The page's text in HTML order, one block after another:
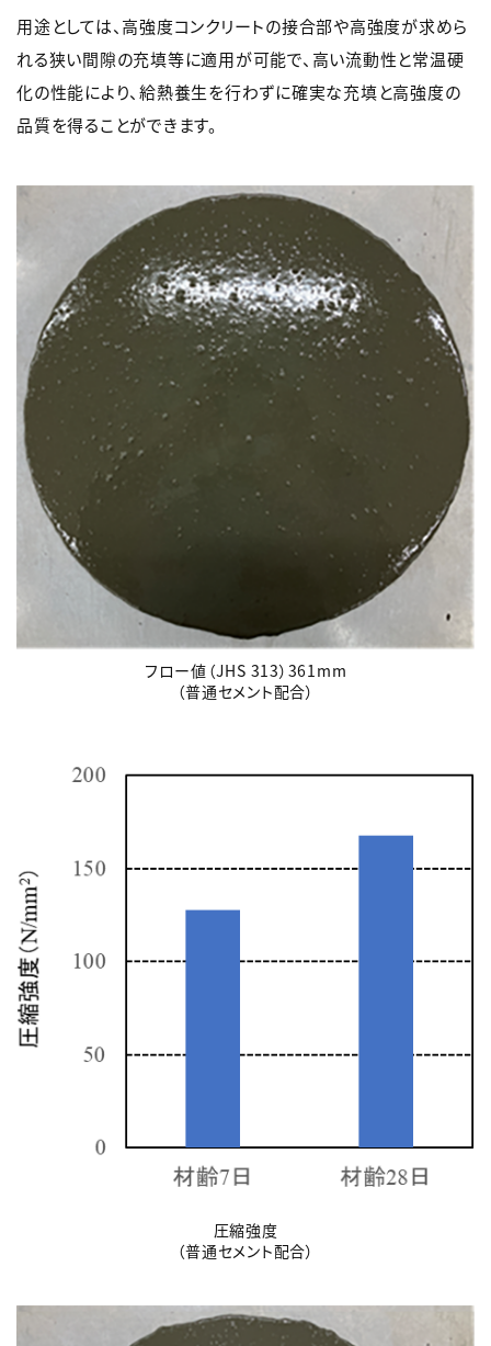
用途としては、高強度コンクリートの接合部や高強度が求めら
れる狭い間隙の充填等に適用が可能で、高い流動性と常温硬
化の性能により、給熱養生を行わずに確実な充填と高強度の
品質を得ることができます。
フロー値（JHS 313）361mm
（普通セメント配合）
圧縮強度
（普通セメント配合）